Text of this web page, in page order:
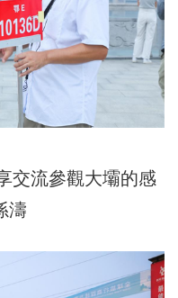
交流參觀大壩的感
濤